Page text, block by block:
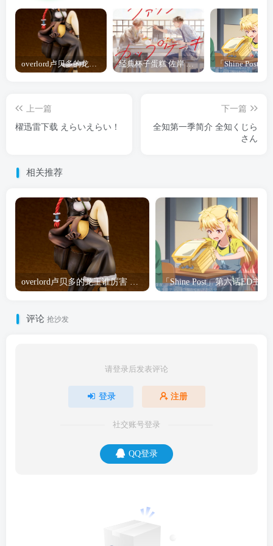
overlord卢贝多的龙王谁厉害 「Overlord」露普斯蕾琪娜·贝塔手办开订 经典杯子蛋糕 佐岸 漫画「经典杯子蛋糕」宣布真人日剧化
上一篇
櫂迅雷下载 えらいえらい！
下一篇
全知第一季简介 全知くじら
さん
相关推荐
overlord卢贝多的龙王谁厉害 「Overlord」露普斯蕾琪娜·贝塔手办开订
评论 抢沙发
请登录后发表评论
登录 注册
社交账号登录
QQ登录